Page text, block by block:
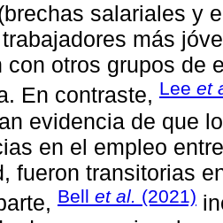
salariales y
más
con otros grupos de
En contraste, Lee et
evidencia de que
en el empleo
fueron transitorias
Bell et al. (2021)